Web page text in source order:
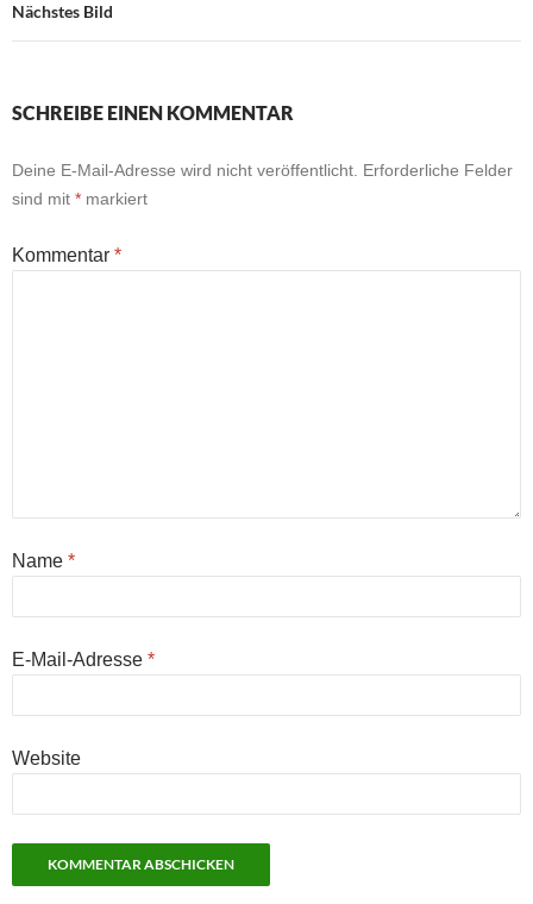
Nächstes Bild
SCHREIBE EINEN KOMMENTAR
Deine E-Mail-Adresse wird nicht veröffentlicht. Erforderliche Felder
sind mit * markiert
Kommentar *
Name *
E-Mail-Adresse *
Website